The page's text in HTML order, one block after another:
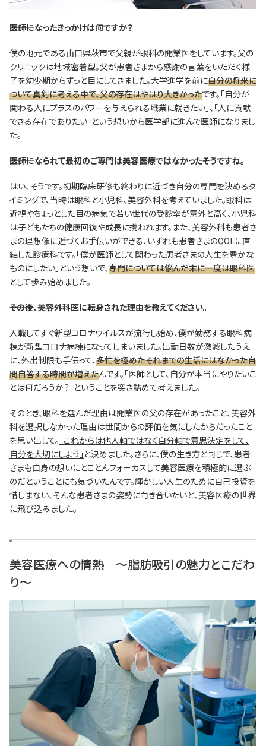
―――医師になったきっかけは何ですか？
僕の地元である山口県萩市で父親が眼科の開業医をしています。父の
クリニックは地域密着型。父が患者さまから感謝の言葉をいただく様
子を幼少期からずっと目にしてきました。大学進学を前に自分の将来に
ついて真剣に考える中で、父の存在はやはり大きかったです。「自分が
関わる人にプラスのパワーを与えられる職業に就きたい」、「人に貢献
できる存在でありたい」という想いから医学部に進んで医師になりまし
た。
―――医師になられて最初のご専門は美容医療ではなかったそうですね。
はい、そうです。初期臨床研修も終わりに近づき自分の専門を決めるタ
イミングで、当時は眼科と小児科、美容外科を考えていました。眼科は
近視やちょっとした目の病気で若い世代の受診率が意外と高く、小児科
は子どもたちの健康回復や成長に携われます。また、美容外科も患者さ
まの理想像に近づくお手伝いができる、いずれも患者さまのQOLに直
結した診療科です。「僕が医師として関わった患者さまの人生を豊かな
ものにしたい」という想いで、専門については悩んだ末に一度は眼科医
として歩み始めました。
―――その後、美容外科医に転身された理由を教えてください。
入職してすぐ新型コロナウイルスが流行し始め、僕が勤務する眼科病
棟が新型コロナ病棟になってしまいました。出勤日数が激減したうえ
に、外出制限も手伝って、多忙を極めたそれまでの生活にはなかった自
問自答する時間が増えたんです。「医師として、自分が本当にやりたいこ
とは何だろうか？」ということを突き詰めて考えました。
そのとき、眼科を選んだ理由は開業医の父の存在があったこと、美容外
科を選択しなかった理由は世間からの評価を気にしたからだったこと
を思い出して。 「これからは他人軸ではなく自分軸で意思決定をして、
自分を大切にしよう」 と決めました。さらに、僕の生き方と同じで、患者
さまも自身の想いにとことんフォーカスして美容医療を積極的に選ぶ
のだということにも気づいたんです。輝かしい人生のために自己投資を
惜しまない、そんな患者さまの姿勢に向き合いたいと、美容医療の世界
に飛び込みました。
美容医療への情熱 ～脂肪吸引の魅力とこだわ
り～